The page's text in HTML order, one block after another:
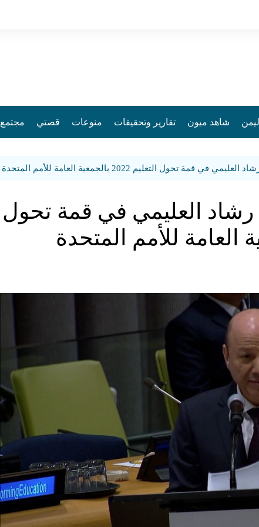
شاهد ميون تقارير وتحقيقات منوعات قصتي مجتمع
تحول التعليم 2022 بالجمعية العامة للأمم المتحدة
العليمي في قمة تحول